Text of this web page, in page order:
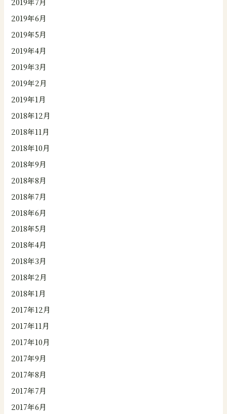
2019年6月
2019年5月
2019年4月
2019年3月
2019年2月
2019年1月
2018年12月
2018年11月
2018年10月
2018年9月
2018年8月
2018年7月
2018年6月
2018年5月
2018年4月
2018年3月
2018年2月
2018年1月
2017年12月
2017年11月
2017年10月
2017年9月
2017年8月
2017年7月
2017年6月